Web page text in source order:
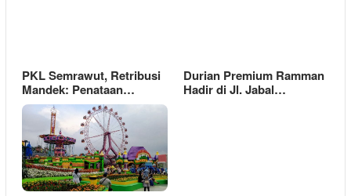
PKL Semrawut, Retribusi
Mandek: Penataan…
Durian Premium Ramman
Hadir di Jl. Jabal…